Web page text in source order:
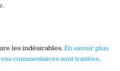
les indésirables.En savoir plus
commentaires sont traitées.